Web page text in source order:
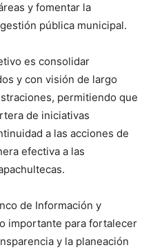
y fomentar la
pública municipal.
es consolidar
y con visión de largo
permitiendo que
de iniciativas
a las acciones de
efectiva a las
de Información y
importante para fortalecer
y la planeación